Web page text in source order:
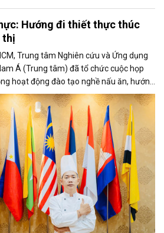
Hướng đi thiết thực thúc
thị
Trung tâm Nghiên cứu và Ứng dụng
Á (Trung tâm) đã tổ chức cuộc họp
hoạt động đào tạo nghề nấu ăn, hướng
và khởi nghiệp ngày càng gia tăng